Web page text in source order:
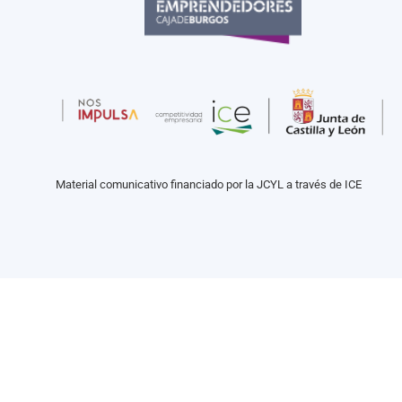
Material comunicativo financiado por la JCYL a través de ICE